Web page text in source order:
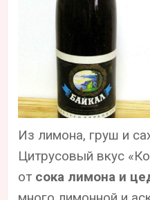
Из лимона, груш и
Цитрусовый вкус
от сока лимона и